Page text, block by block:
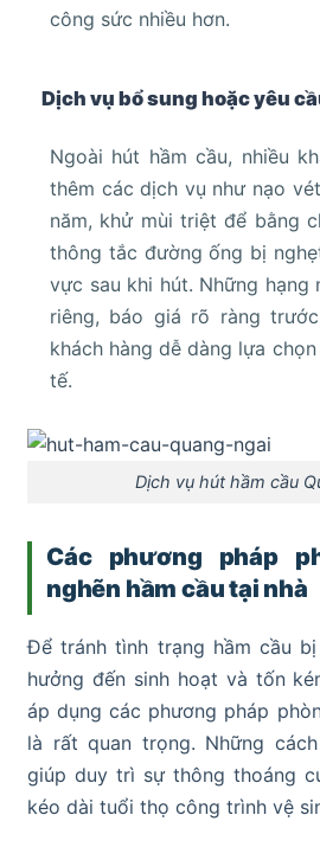
công sức nhiều hơn.
Dịch vụ bổ sung hoặc yêu
Ngoài hút hầm cầu, nhiều
thêm các dịch vụ như nạo
năm, khử mùi triệt để bằng
thông tắc đường ống bị
vực sau khi hút. Những hạng
riêng, báo giá rõ ràng
khách hàng dễ dàng lựa
tế.
Dịch vụ hút hầm cầu
Các phương pháp
nghẽn hầm cầu tại nhà
Để tránh tình trạng hầm cầu
hưởng đến sinh hoạt và tốn
áp dụng các phương pháp
là rất quan trọng. Những
giúp duy trì sự thông thoáng
kéo dài tuổi thọ công trình vệ